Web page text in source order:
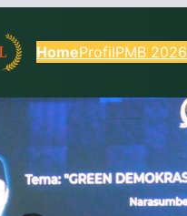
HomeProfilPMB 2026